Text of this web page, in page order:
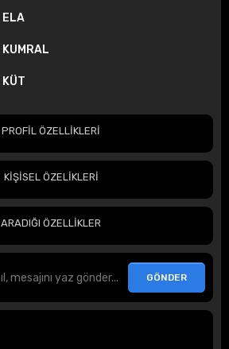
ELA
KUMRAL
KÜT
PROFİL ÖZELLİKLERİ
KİŞİSEL ÖZELİKLERİ
ARADIĞI ÖZELLİKLER